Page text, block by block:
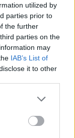
utilized by
parties prior to
the further
parties on the
may
IAB’s List of
it to other
a
ahhoz
az